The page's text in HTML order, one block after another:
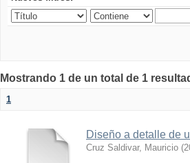
Mostrando 1 de un total de 1
1
Diseño a detalle de
Cruz Saldivar, Mauricio (